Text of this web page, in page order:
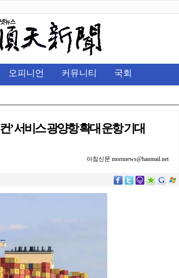
오피니언 커뮤니티 국회
’ 서비스 광양항 확대 운항 기대
아침신문 mornnews@hanmail.net